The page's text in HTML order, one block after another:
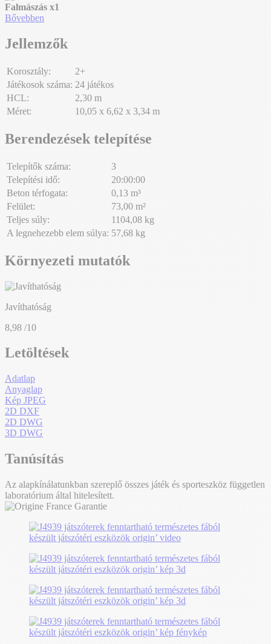
Falmászás x1
Bővebben
Jellemzők
Korosztály:
2+
Játékosok száma: 24 játékos
HCL:
2,30 m
Méret:
10,05 x 6,62 x 3,34 m
Berendezések telepítése
Telepítők száma:
3
Telepítési idő:
20:00:00
Beton térfogata:
0,13 m³
Felület:
73,00 m²
Teljes súly:
1104,08 kg
A legnehezebb elem súlya: 57,68 kg
Környezeti mutatók
Javíthatóság
8,98 /10
Letöltések
Adatlap
Anyaglap
Kép JPEG
2D DXF
2D DWG
3D DWG
Tanúsítás
Az alapkínálatunkban szereplő összes játék és sporteszköz független
laboratórium által hitelesített.